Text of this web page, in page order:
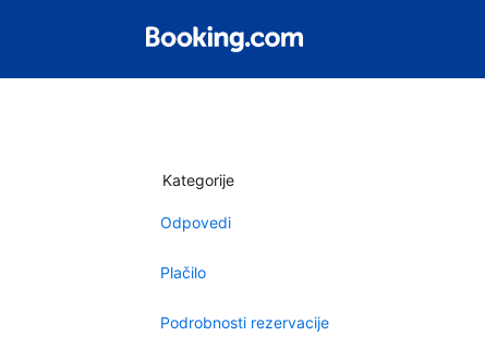
Kategorije
Odpovedi
Plačilo
Podrobnosti rezervacije